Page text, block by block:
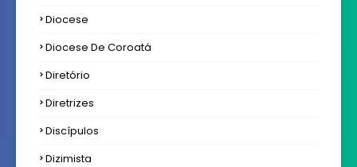
Diocese
Diocese De Coroatá
Diretório
Diretrizes
Discípulos
Dizimista